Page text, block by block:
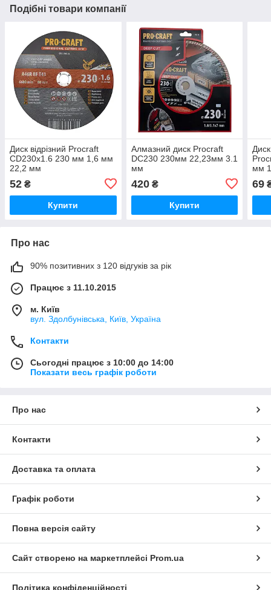
Подібні товари компанії
Диск відрізний Procraft
CD230x1.6 230 мм 1,6 мм
22,2 мм
52 ₴
Купити
Алмазний диск Procraft
DC230 230мм 22,23мм 3.1
мм
420₴
Купити
мм
69
Про нас
90% позитивних з 120 відгуків за рік
Працює з 11.10.2015
м. Київ
вул. Здолбунівська, Київ, Україна
Контакти
Сьогодні працює з 10:00 до 14:00
Показати весь графік роботи
Про нас
Контакти
Доставка та оплата
Графік роботи
Повна версія сайту
Сайт створено на маркетплейсі Prom.ua
Політика конфіденційності